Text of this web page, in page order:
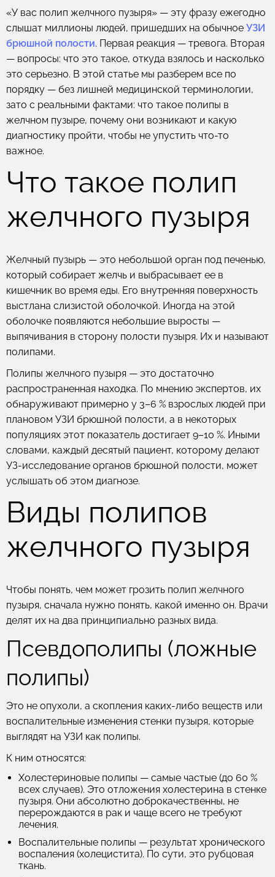
«У вас полип желчного пузыря» — эту фразу ежегодно
слышат миллионы людей, пришедших на обычное УЗИ
брюшной полости. Первая реакция — тревога. Вторая
— вопросы: что это такое, откуда взялось и насколько
это серьезно. В этой статье мы разберем все по
порядку — без лишней медицинской терминологии,
зато с реальными фактами: что такое полипы в
желчном пузыре, почему они возникают и какую
диагностику пройти, чтобы не упустить что-то
важное.
Что такое полип
желчного пузыря
Желчный пузырь — это небольшой орган под печенью,
который собирает желчь и выбрасывает ее в
кишечник во время еды. Его внутренняя поверхность
выстлана слизистой оболочкой. Иногда на этой
оболочке появляются небольшие выросты —
выпячивания в сторону полости пузыря. Их и называют
полипами.
Полипы желчного пузыря — это достаточно
распространенная находка. По мнению экспертов, их
обнаруживают примерно у 3–6 % взрослых людей при
плановом УЗИ брюшной полости, а в некоторых
популяциях этот показатель достигает 9–10 %. Иными
словами, каждый десятый пациент, которому делают
УЗ-исследование органов брюшной полости, может
услышать об этом диагнозе.
Виды полипов
желчного пузыря
Чтобы понять, чем может грозить полип желчного
пузыря, сначала нужно понять, какой именно он. Врачи
делят их на два принципиально разных вида.
Псевдополипы (ложные
полипы)
Это не опухоли, а скопления каких-либо веществ или
воспалительные изменения стенки пузыря, которые
выглядят на УЗИ как полипы.
К ним относятся:
Холестериновые полипы — самые частые (до 60 %
всех случаев). Это отложения холестерина в стенке
пузыря. Они абсолютно доброкачественны, не
перерождаются в рак и чаще всего не требуют
лечения.
Воспалительные полипы — результат хронического
воспаления (холецистита). По сути, это рубцовая
ткань.